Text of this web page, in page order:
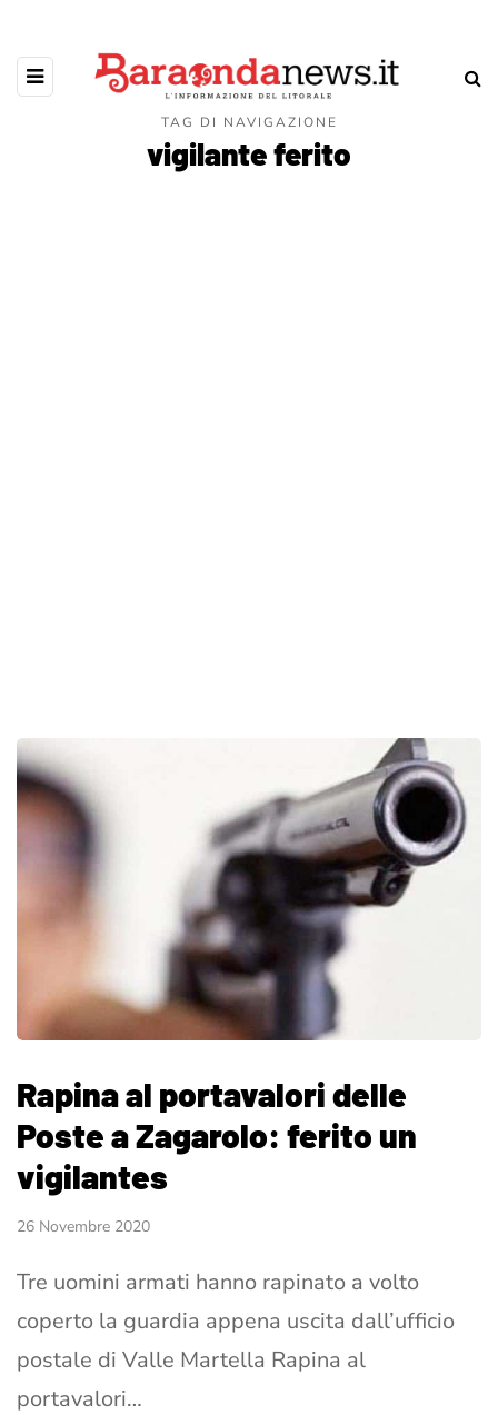
TAG DI NAVIGAZIONE
vigilante ferito
Rapina al portavalori delle
Poste a Zagarolo: ferito un
vigilantes
26 Novembre 2020
Tre uomini armati hanno rapinato a volto
coperto la guardia appena uscita dall’ufficio
postale di Valle Martella Rapina al
portavalori…